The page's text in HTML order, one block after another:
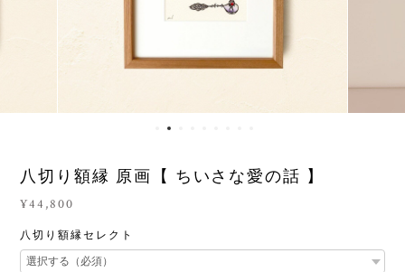
八切り額縁 原画【 ちいさな愛の話 】
¥44,800
八切り額縁セレクト